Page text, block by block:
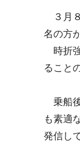
３月
名の方
時折
ること
乗船
も素適
発信し